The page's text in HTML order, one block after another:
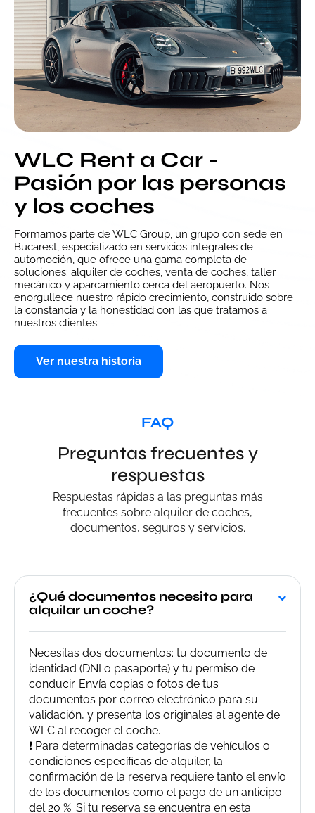
WLC Rent a Car -
Pasión por las personas
y los coches
Formamos parte de WLC Group, un grupo con sede en
Bucarest, especializado en servicios integrales de
automoción, que ofrece una gama completa de
soluciones: alquiler de coches, venta de coches, taller
mecánico y aparcamiento cerca del aeropuerto. Nos
enorgullece nuestro rápido crecimiento, construido sobre
la constancia y la honestidad con las que tratamos a
nuestros clientes.
Ver nuestra historia
FAQ
Preguntas frecuentes y
respuestas
Respuestas rápidas a las preguntas más
frecuentes sobre alquiler de coches,
documentos, seguros y servicios.
¿Qué documentos necesito para
alquilar un coche?
Necesitas dos documentos: tu documento de
identidad (DNI o pasaporte) y tu permiso de
conducir. Envía copias o fotos de tus
documentos por correo electrónico para su
validación, y presenta los originales al agente de
WLC al recoger el coche.
❗ Para determinadas categorías de vehículos o
condiciones específicas de alquiler, la
confirmación de la reserva requiere tanto el envío
de los documentos como el pago de un anticipo
del 20 %. Si tu reserva se encuentra en esta